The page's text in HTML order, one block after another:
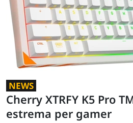
NEWS
Cherry XTRFY K5 Pro
estrema per gamer